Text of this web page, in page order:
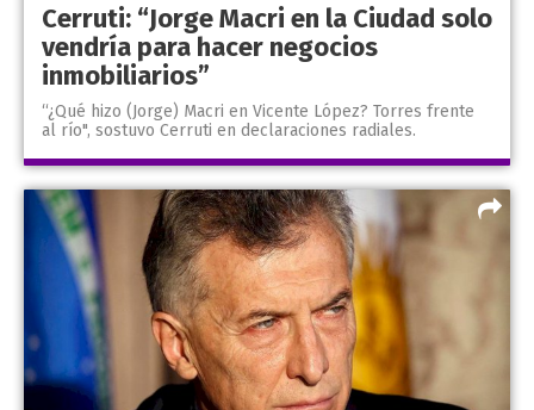
Cerruti: “Jorge Macri en la Ciudad solo
vendría para hacer negocios
inmobiliarios”
“¿Qué hizo (Jorge) Macri en Vicente López? Torres frente
al río", sostuvo Cerruti en declaraciones radiales.